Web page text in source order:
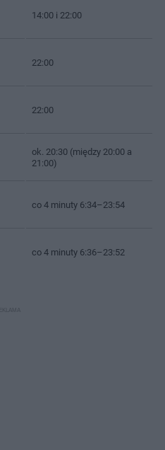
14:00 i 22:00
22:00
22:00
ok. 20:30 (między 20:00 a
21:00)
co 4 minuty 6:34–23:54
co 4 minuty 6:36–23:52